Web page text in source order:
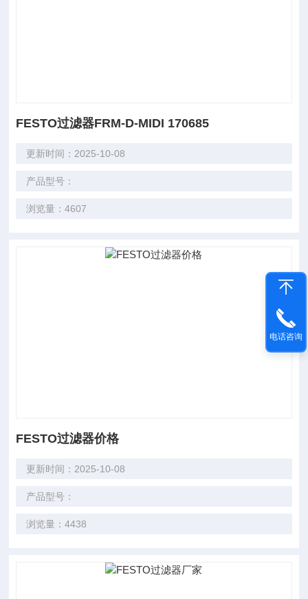
FESTO过滤器FRM-D-MIDI 170685
更新时间：2025-10-08
产品型号：
浏览量：4607
FESTO过滤器价格
更新时间：2025-10-08
产品型号：
浏览量：4438
电话咨询